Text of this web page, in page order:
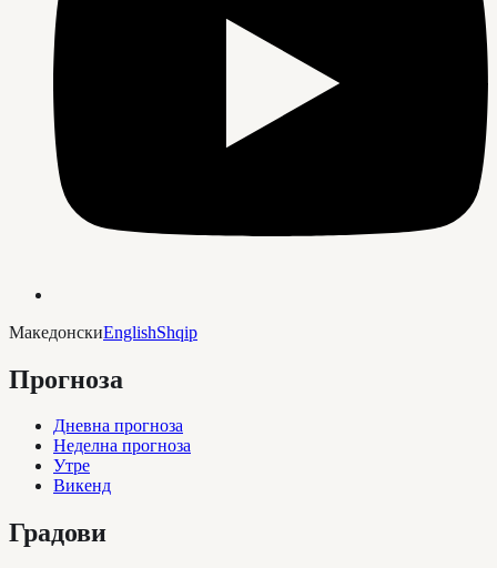
МакедонскиEnglishShqip
Прогноза
Дневна прогноза
Неделна прогноза
Утре
Викенд
Градови